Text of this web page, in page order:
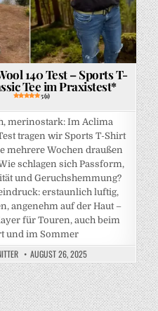
140 Test – Sports T-
Tee im Praxistest*
5 (1)
merinostark: Im Aclima
tragen wir Sports T-Shirt
mehrere Wochen draußen
schlagen sich Passform,
und Geruchshemmung?
erstaunlich luftig,
angenehm auf der Haut –
für Touren, auch beim
und im Sommer
AUGUST 26, 2025